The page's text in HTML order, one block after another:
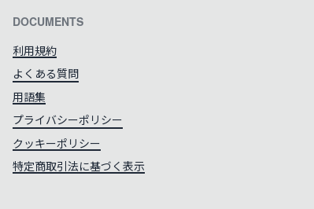
DOCUMENTS
利用規約
よくある質問
用語集
プライバシーポリシー
クッキーポリシー
特定商取引法に基づく表示